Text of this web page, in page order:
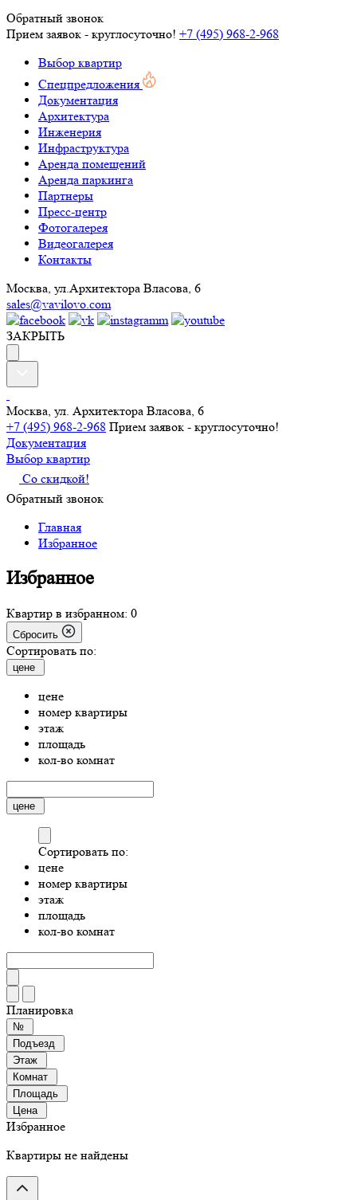
Обратный звонок
Прием заявок - круглосуточно! +7 (495) 968-2-968
Выбор квартир
Спецпредложения
Документация
Архитектура
Инженерия
Инфраструктура
Аренда помещений
Аренда паркинга
Партнеры
Пресс-центр
Фотогалерея
Видеогалерея
Контакты
Москва, ул.Архитектора Власова, 6
sales@vavilovo.com
ЗАКРЫТЬ
Москва, ул. Архитектора Власова, 6
+7 (495) 968-2-968 Прием заявок - круглосуточно!
Документация
Выбор квартир
Со скидкой!
Обратный звонок
Главная
Избранное
Избранное
Квартир в избранном: 0
Сбросить
Сортировать по:
цене
цене
номер квартиры
этаж
площадь
кол-во комнат
цене
Сортировать по:
цене
номер квартиры
этаж
площадь
кол-во комнат
Планировка
№
Подъезд
Этаж
Комнат
Площадь
Цена
Избранное
Квартиры не найдены